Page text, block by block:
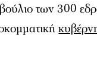
των 300